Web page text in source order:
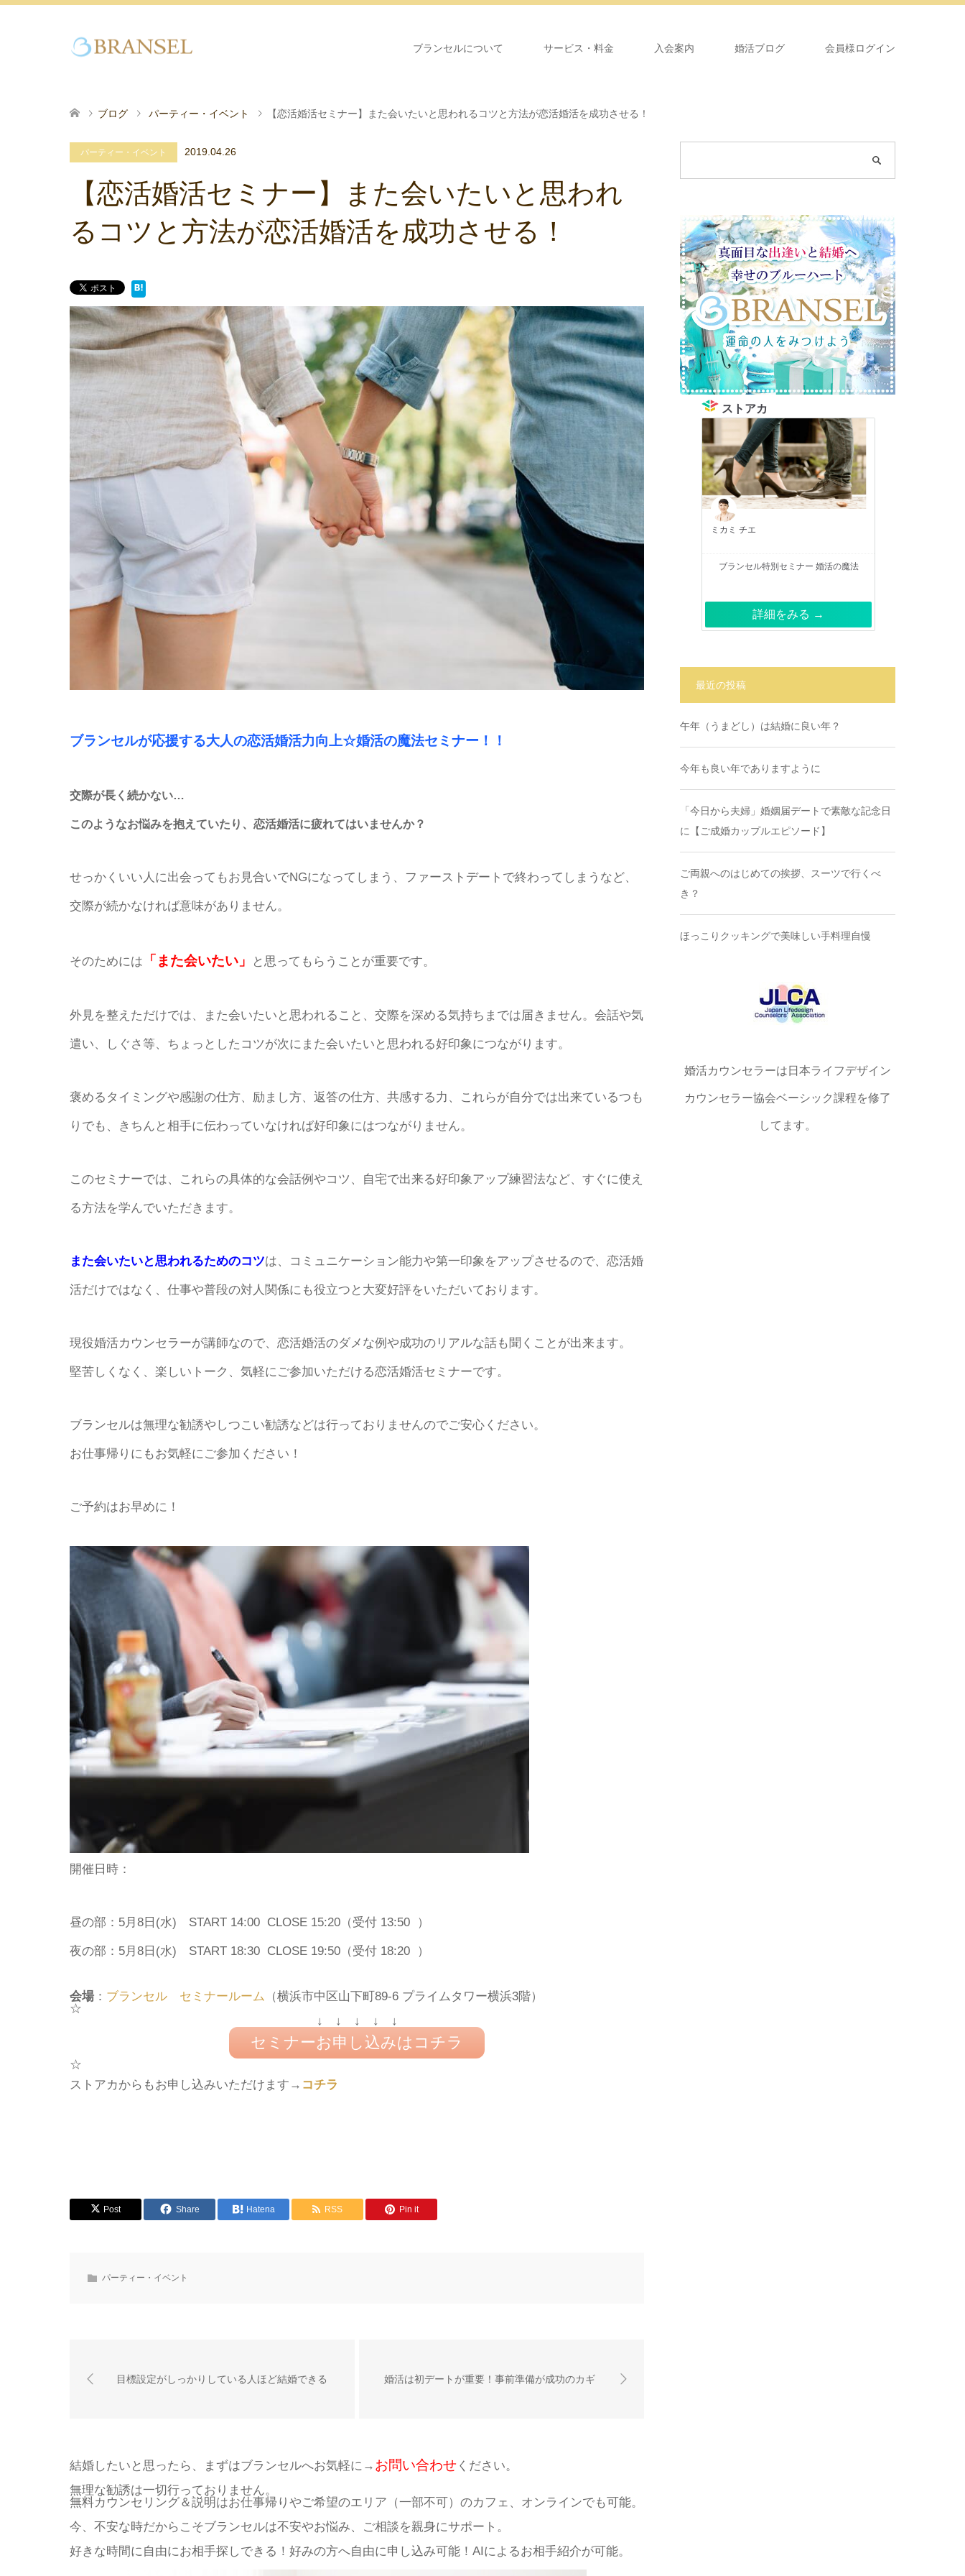
ブランセルについて サービス・料金 入会案内 婚活ブログ 会員様ログイン
ブログ パーティー・イベント 【恋活婚活セミナー】また会いたいと思われるコツと方法が恋活婚活を成功させる！
パーティー・イベント 2019.04.26
【恋活婚活セミナー】また会いたいと思われ
るコツと方法が恋活婚活を成功させる！
ブランセルが応援する大人の恋活婚活力向上☆婚活の魔法セミナー！！
交際が長く続かない…
このようなお悩みを抱えていたり、恋活婚活に疲れてはいませんか？
せっかくいい人に出会ってもお見合いでNGになってしまう、ファーストデートで終わってしまうなど、
交際が続かなければ意味がありません。
そのためには 「また会いたい」 と思ってもらうことが重要です。
外見を整えただけでは、また会いたいと思われること、交際を深める気持ちまでは届きません。会話や気
遣い、しぐさ等、ちょっとしたコツが次にまた会いたいと思われる好印象につながります。
褒めるタイミングや感謝の仕方、励まし方、返答の仕方、共感する力、これらが自分では出来ているつも
りでも、きちんと相手に伝わっていなければ好印象にはつながりません。
このセミナーでは、これらの具体的な会話例やコツ、自宅で出来る好印象アップ練習法など、すぐに使え
る方法を学んでいただきます。
また会いたいと思われるためのコツは、コミュニケーション能力や第一印象をアップさせるので、恋活婚
活だけではなく、仕事や普段の対人関係にも役立つと大変好評をいただいております。
現役婚活カウンセラーが講師なので、恋活婚活のダメな例や成功のリアルな話も聞くことが出来ます。
堅苦しくなく、楽しいトーク、気軽にご参加いただける恋活婚活セミナーです。
ブランセルは無理な勧誘やしつこい勧誘などは行っておりませんのでご安心ください。
お仕事帰りにもお気軽にご参加ください！
ご予約はお早めに！
開催日時：
昼の部：5月8日(水) START 14:00 CLOSE 15:20（受付 13:50 ）
夜の部：5月8日(水) START 18:30 CLOSE 19:50（受付 18:20 ）
会場 ： ブランセル セミナールーム （横浜市中区山下町89-6 プライムタワー横浜3階）
☆
↓ ↓ ↓ ↓ ↓
セミナーお申し込みはコチラ
☆
ストアカからもお申し込みいただけます→ コチラ
Post Share Hatena RSS Pin it
パーティー・イベント
目標設定がしっかりしている人ほど結婚できる 婚活は初デートが重要！事前準備が成功のカギ
結婚したいと思ったら、まずはブランセルへお気軽に→ お問い合わせ ください。
無理な勧誘は一切行っておりません。
無料カウンセリング＆説明はお仕事帰りやご希望のエリア（一部不可）のカフェ、オンラインでも可能。
今、不安な時だからこそブランセルは不安やお悩み、ご相談を親身にサポート。
好きな時間に自由にお相手探しできる！好みの方へ自由に申し込み可能！AIによるお相手紹介が可能。
ストアカ
ミカミ チエ
ブランセル特別セミナー 婚活の魔法
詳細をみる →
最近の投稿
午年（うまどし）は結婚に良い年？
今年も良い年でありますように
「今日から夫婦」婚姻届デートで素敵な記念日
に【ご成婚カップルエピソード】
ご両親へのはじめての挨拶、スーツで行くべ
き？
ほっこりクッキングで美味しい手料理自慢
婚活カウンセラーは日本ライフデザイン
カウンセラー協会ベーシック課程を修了
してます。